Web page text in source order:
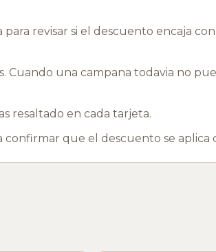
revisar si el descuento encaja
Cuando una campana todavia no
resaltado en cada tarjeta.
confirmar que el descuento se